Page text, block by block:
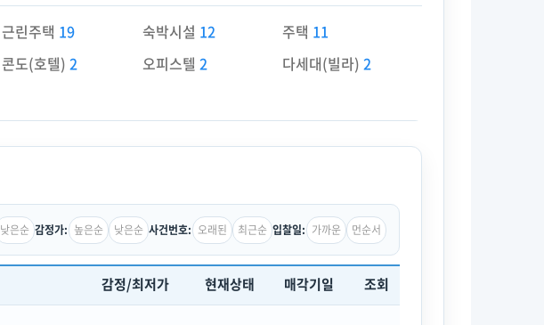
근린주택 19 숙박시설 12 주택 11
콘도(호텔)2 오피스텔 2 다세대(빌라) 2
낮은순 감정가: 높은순 낮은순 사건번호: 오래된 최근순 입찰일: 가까운 먼순서
감정/최저가 현재상태 매각기일 조회